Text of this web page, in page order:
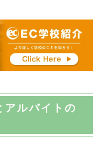
アルバイトの